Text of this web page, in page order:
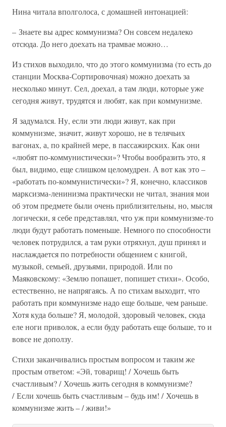
Нина читала вполголоса, с домашней интонацией:
– Знаете вы адрес коммунизма? Он совсем недалеко
отсюда. До него доехать на трамвае можно…
Из стихов выходило, что до этого коммунизма (то есть до
станции Москва-Сортировочная) можно доехать за
несколько минут. Сел, доехал, а там люди, которые уже
сегодня живут, трудятся и любят, как при коммунизме.
Я задумался. Ну, если эти люди живут, как при
коммунизме, значит, живут хорошо, не в телячьих
вагонах, а, по крайней мере, в пассажирских. Как они
«любят по-коммунистически»? Чтобы вообразить это, я
был, видимо, еще слишком целомудрен. А вот как это –
«работать по-коммунистически»? Я, конечно, классиков
марксизма-ленинизма практически не читал, знания мои
об этом предмете были очень приблизительны, но, мысля
логически, я себе представлял, что уж при коммунизме-то
люди будут работать поменьше. Немного по способности
человек потрудился, а там руки отряхнул, душ принял и
наслаждается по потребности общением с книгой,
музыкой, семьей, друзьями, природой. Или по
Маяковскому: «Землю попашет, попишет стихи». Особо,
естественно, не напрягаясь. А по стихам выходит, что
работать при коммунизме надо еще больше, чем раньше.
Хотя куда больше? Я, молодой, здоровый человек, сюда
еле ноги приволок, а если буду работать еще больше, то и
вовсе не доползу.
Стихи заканчивались простым вопросом и таким же
простым ответом: «Эй, товарищ! / Хочешь быть
счастливым? / Хочешь жить сегодня в коммунизме?
/ Если хочешь быть счастливым – будь им! / Хочешь в
коммунизме жить – / живи!»